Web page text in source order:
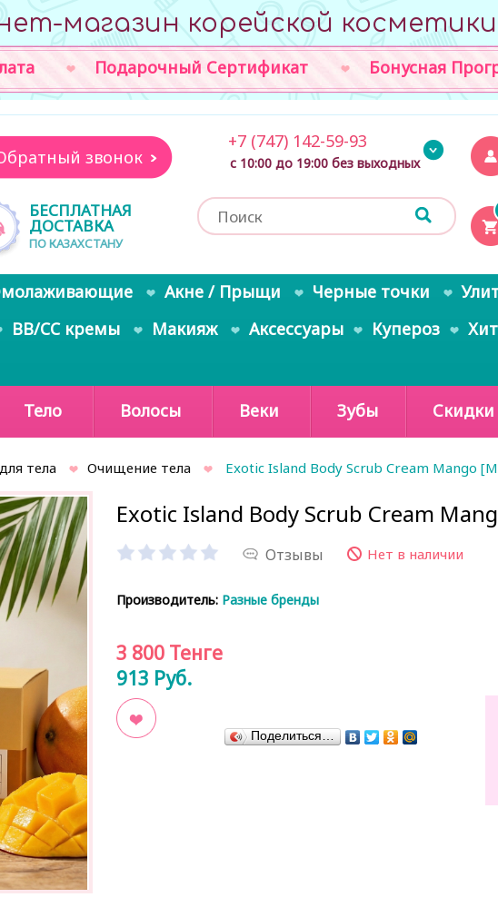
магазин корейской косметики
Подарочный Сертификат Бонусная
звонок
БЕСПЛАТНАЯ
ДОСТАВКА
ПО КАЗАХСТАНУ
+7 (747) 142-59-93
с 10:00 до 19:00 без выходных
Акне / Прыщи Черные точки
BB/CC кремы Макияж Аксессуары Купероз
Тело Волосы Веки Зубы Скидки
тела Очищение тела Exotic Island Body Scrub Cream Mango
Exotic Island Body Scrub Cream
Отзывы Нет в наличии
Производитель: Разные бренды
3 800 Тенге
913 Руб.
В закладки
Поделиться…